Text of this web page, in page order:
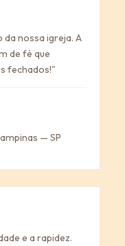
nossa igreja. A
de fé que
fechados!"
— SP
e a rapidez.